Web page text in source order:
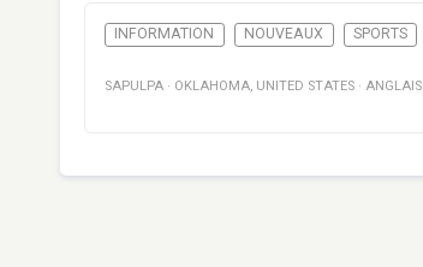
INFORMATION NOUVEAUX SPORTS
SAPULPA · OKLAHOMA, UNITED STATES · ANGLAIS